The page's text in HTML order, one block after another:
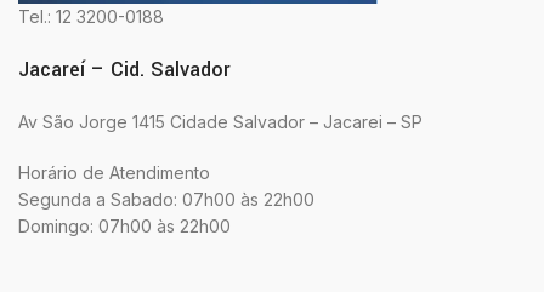
Tel.: 12 3200-0188
Jacareí – Cid. Salvador
Av São Jorge 1415 Cidade Salvador – Jacarei – SP
Horário de Atendimento
Segunda a Sabado: 07h00 às 22h00
Domingo: 07h00 às 22h00